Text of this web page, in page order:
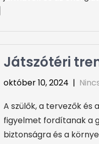
Játszótéri
október 10, 2024 |
A szülők, a tervezők és
figyelmet fordítanak a
biztonságra és a